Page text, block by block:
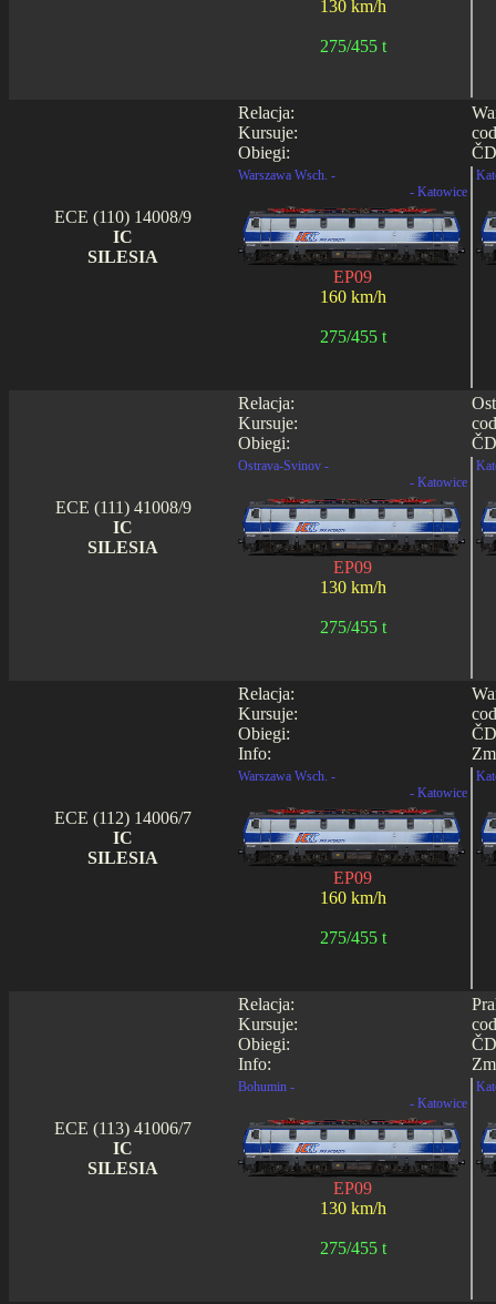
130 km/h
275/455 t
Relacja:
Kursuje:
Obiegi:
ECE (110) 14008/9
IC
SILESIA
Warszawa Wsch. -
- Katowice
EP09
160 km/h
275/455 t
Relacja:
Kursuje:
Obiegi:
ECE (111) 41008/9
IC
SILESIA
Ostrava-Svinov -
- Katowice
EP09
130 km/h
275/455 t
Relacja:
Kursuje:
Obiegi:
Info:
ECE (112) 14006/7
IC
SILESIA
Warszawa Wsch. -
- Katowice
EP09
160 km/h
275/455 t
Relacja:
Kursuje:
Obiegi:
Info:
ECE (113) 41006/7
IC
SILESIA
Bohumin -
- Katowice
EP09
130 km/h
275/455 t